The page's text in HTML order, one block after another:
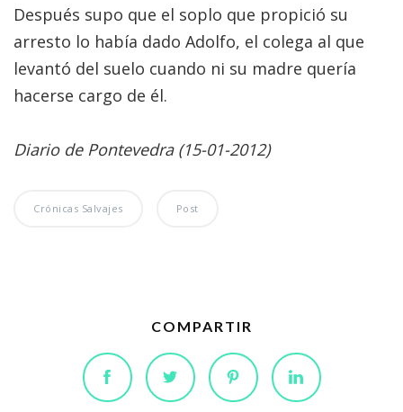
Después supo que el soplo que propició su
arresto lo había dado Adolfo, el colega al que
levantó del suelo cuando ni su madre quería
hacerse cargo de él.
Diario de Pontevedra (15-01-2012)
Crónicas Salvajes Post
COMPARTIR